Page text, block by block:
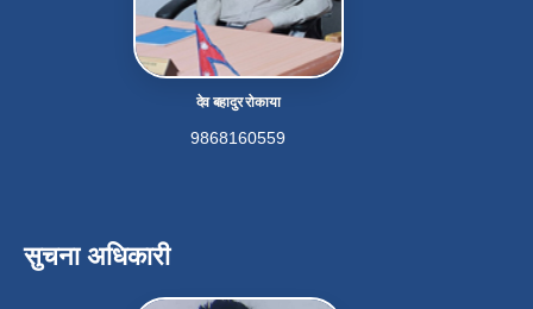
देव बहादुर रोकाया
9868160559
सुचना अधिकारी